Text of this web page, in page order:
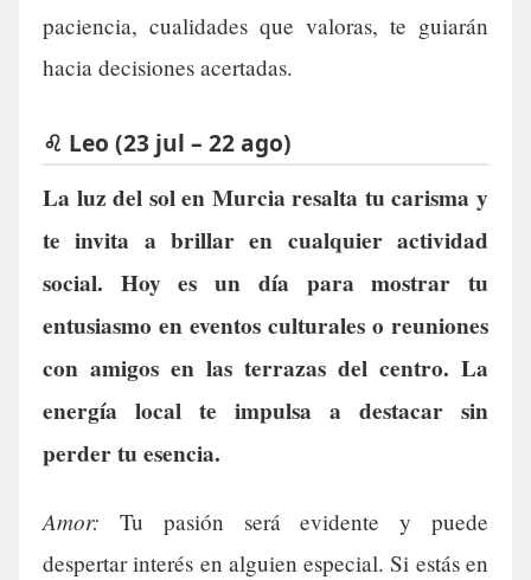
paciencia, cualidades que valoras, te guiarán
hacia decisiones acertadas.
♌ Leo (23 jul – 22 ago)
La luz del sol en Murcia resalta tu carisma y
te invita a brillar en cualquier actividad
social. Hoy es un día para mostrar tu
entusiasmo en eventos culturales o reuniones
con amigos en las terrazas del centro. La
energía local te impulsa a destacar sin
perder tu esencia.
Amor: Tu pasión será evidente y puede
despertar interés en alguien especial. Si estás en